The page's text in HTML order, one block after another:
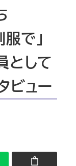
で」
して
ビュー